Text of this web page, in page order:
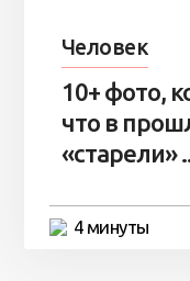
Человек
10+ фото,
что в
«старели»
4 минуты